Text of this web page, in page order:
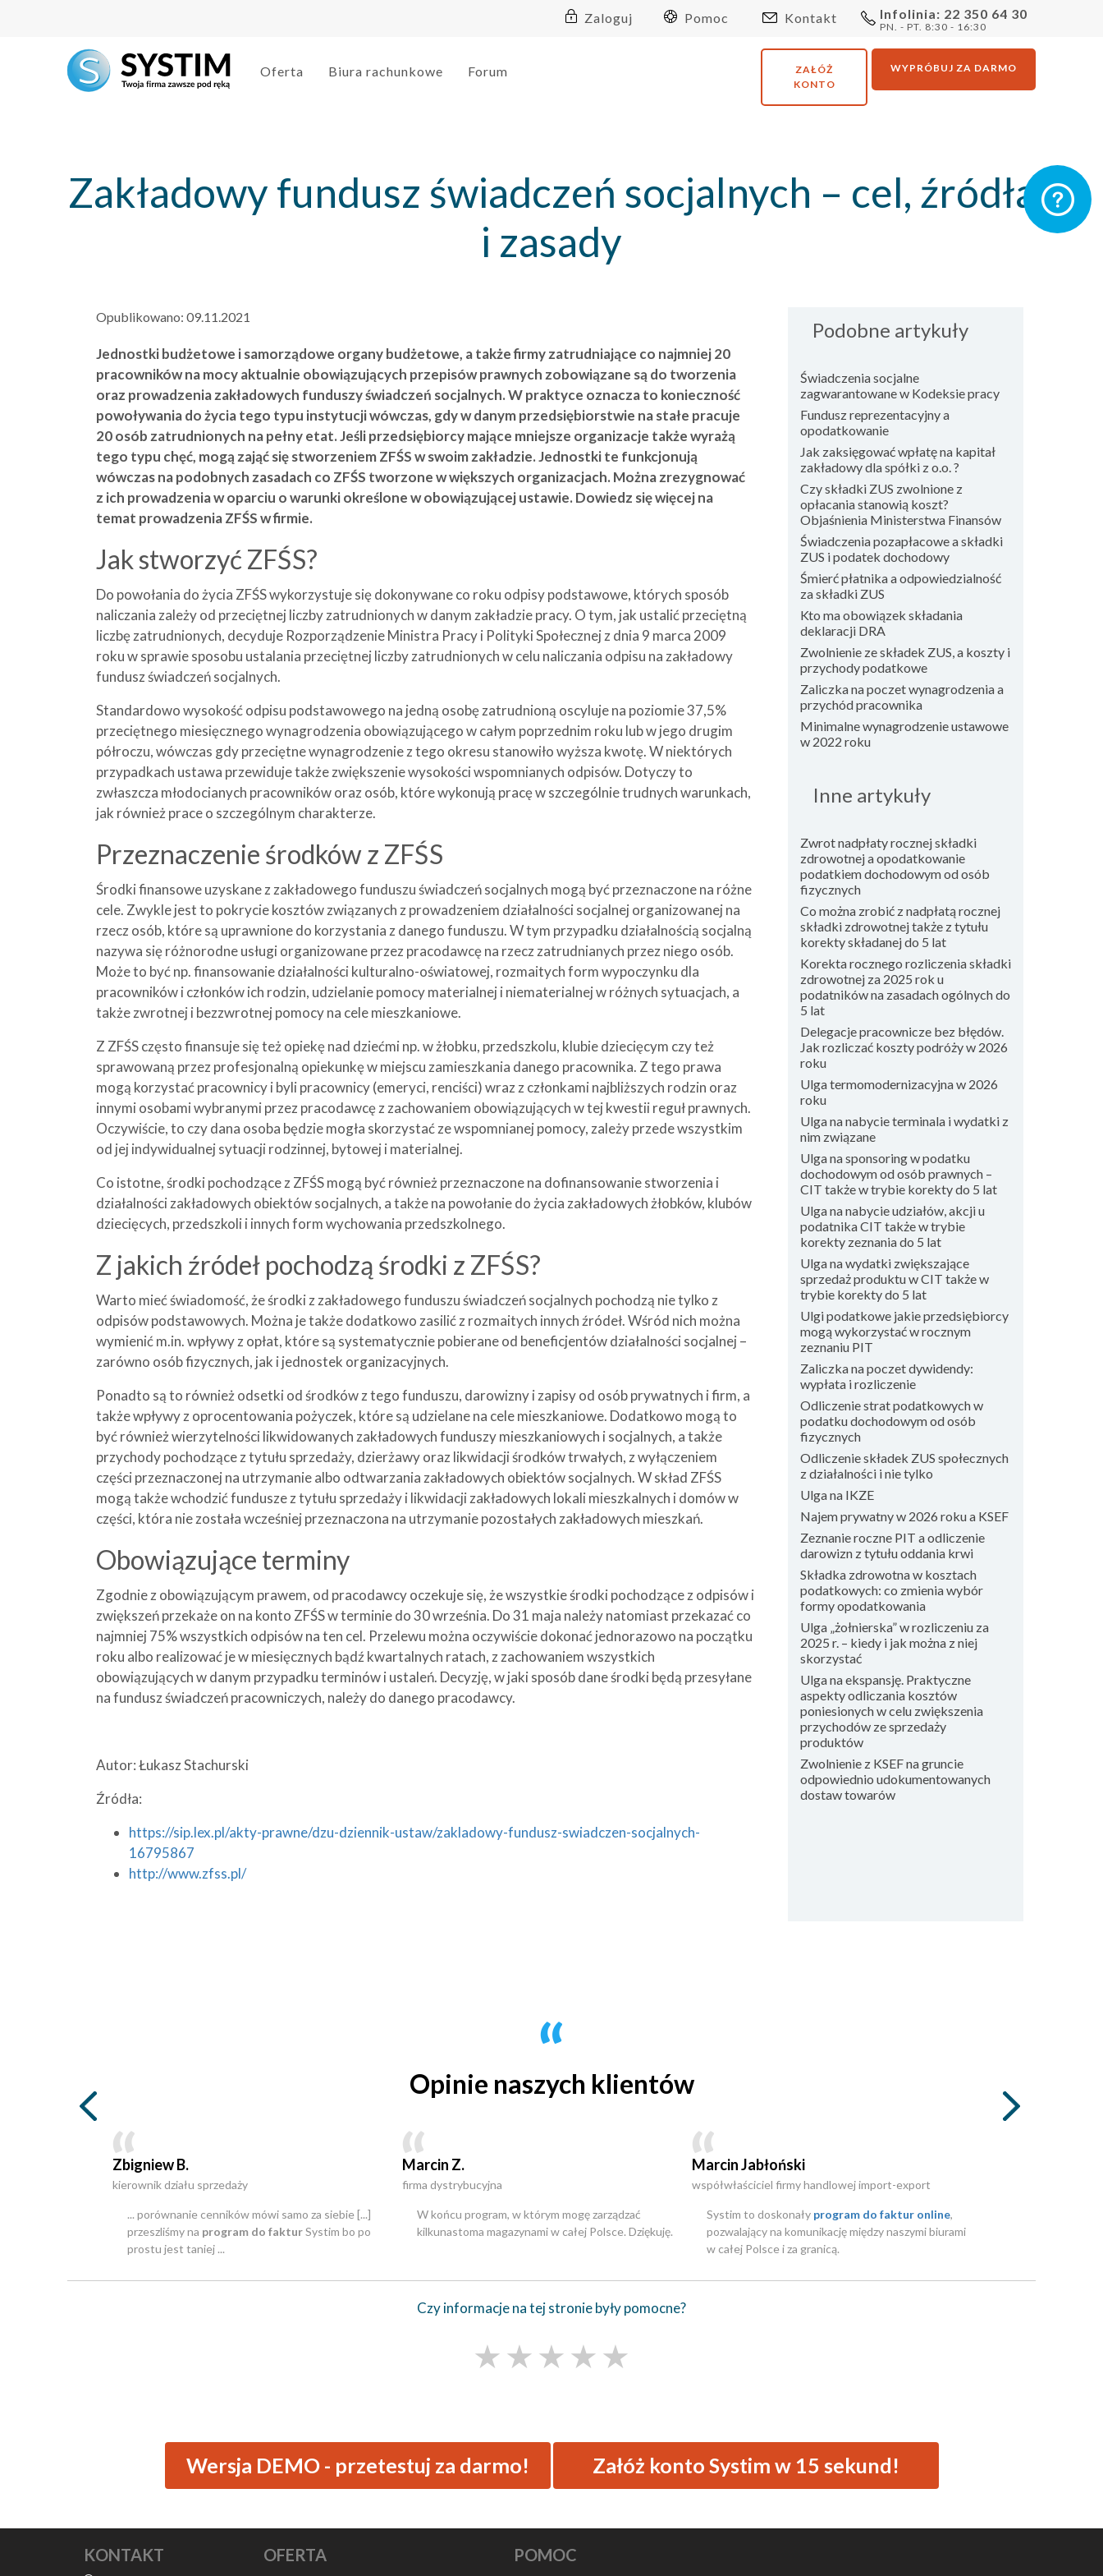
Infolinia: 22 350 64 30
PN. - PT. 8:30 - 16:30
Kontakt
Pomoc
Zaloguj
WYPRÓBUJ ZA DARMO
ZAŁÓŻ
KONTO
Oferta Biura rachunkowe Forum
Zakładowy fundusz świadczeń socjalnych – cel, źródła
i zasady
Opublikowano: 09.11.2021
Jednostki budżetowe i samorządowe organy budżetowe, a także firmy zatrudniające co najmniej 20
pracowników na mocy aktualnie obowiązujących przepisów prawnych zobowiązane są do tworzenia
oraz prowadzenia zakładowych funduszy świadczeń socjalnych. W praktyce oznacza to konieczność
powoływania do życia tego typu instytucji wówczas, gdy w danym przedsiębiorstwie na stałe pracuje
20 osób zatrudnionych na pełny etat. Jeśli przedsiębiorcy mające mniejsze organizacje także wyrażą
tego typu chęć, mogą zająć się stworzeniem ZFŚS w swoim zakładzie. Jednostki te funkcjonują
wówczas na podobnych zasadach co ZFŚS tworzone w większych organizacjach. Można zrezygnować
z ich prowadzenia w oparciu o warunki określone w obowiązującej ustawie. Dowiedz się więcej na
temat prowadzenia ZFŚS w firmie.
Jak stworzyć ZFŚS?
Do powołania do życia ZFŚS wykorzystuje się dokonywane co roku odpisy podstawowe, których sposób
naliczania zależy od przeciętnej liczby zatrudnionych w danym zakładzie pracy. O tym, jak ustalić przeciętną
liczbę zatrudnionych, decyduje Rozporządzenie Ministra Pracy i Polityki Społecznej z dnia 9 marca 2009
roku w sprawie sposobu ustalania przeciętnej liczby zatrudnionych w celu naliczania odpisu na zakładowy
fundusz świadczeń socjalnych.
Standardowo wysokość odpisu podstawowego na jedną osobę zatrudnioną oscyluje na poziomie 37,5%
przeciętnego miesięcznego wynagrodzenia obowiązującego w całym poprzednim roku lub w jego drugim
półroczu, wówczas gdy przeciętne wynagrodzenie z tego okresu stanowiło wyższa kwotę. W niektórych
przypadkach ustawa przewiduje także zwiększenie wysokości wspomnianych odpisów. Dotyczy to
zwłaszcza młodocianych pracowników oraz osób, które wykonują pracę w szczególnie trudnych warunkach,
jak również prace o szczególnym charakterze.
Przeznaczenie środków z ZFŚS
Środki finansowe uzyskane z zakładowego funduszu świadczeń socjalnych mogą być przeznaczone na różne
cele. Zwykle jest to pokrycie kosztów związanych z prowadzeniem działalności socjalnej organizowanej na
rzecz osób, które są uprawnione do korzystania z danego funduszu. W tym przypadku działalnością socjalną
nazywa się różnorodne usługi organizowane przez pracodawcę na rzecz zatrudnianych przez niego osób.
Może to być np. finansowanie działalności kulturalno-oświatowej, rozmaitych form wypoczynku dla
pracowników i członków ich rodzin, udzielanie pomocy materialnej i niematerialnej w różnych sytuacjach, a
także zwrotnej i bezzwrotnej pomocy na cele mieszkaniowe.
Z ZFŚS często finansuje się też opiekę nad dziećmi np. w żłobku, przedszkolu, klubie dziecięcym czy też
sprawowaną przez profesjonalną opiekunkę w miejscu zamieszkania danego pracownika. Z tego prawa
mogą korzystać pracownicy i byli pracownicy (emeryci, renciści) wraz z członkami najbliższych rodzin oraz
innymi osobami wybranymi przez pracodawcę z zachowaniem obowiązujących w tej kwestii reguł prawnych.
Oczywiście, to czy dana osoba będzie mogła skorzystać ze wspomnianej pomocy, zależy przede wszystkim
od jej indywidualnej sytuacji rodzinnej, bytowej i materialnej.
Co istotne, środki pochodzące z ZFŚS mogą być również przeznaczone na dofinansowanie stworzenia i
działalności zakładowych obiektów socjalnych, a także na powołanie do życia zakładowych żłobków, klubów
dziecięcych, przedszkoli i innych form wychowania przedszkolnego.
Z jakich źródeł pochodzą środki z ZFŚS?
Warto mieć świadomość, że środki z zakładowego funduszu świadczeń socjalnych pochodzą nie tylko z
odpisów podstawowych. Można je także dodatkowo zasilić z rozmaitych innych źródeł. Wśród nich można
wymienić m.in. wpływy z opłat, które są systematycznie pobierane od beneficjentów działalności socjalnej –
zarówno osób fizycznych, jak i jednostek organizacyjnych.
Ponadto są to również odsetki od środków z tego funduszu, darowizny i zapisy od osób prywatnych i firm, a
także wpływy z oprocentowania pożyczek, które są udzielane na cele mieszkaniowe. Dodatkowo mogą to
być również wierzytelności likwidowanych zakładowych funduszy mieszkaniowych i socjalnych, a także
przychody pochodzące z tytułu sprzedaży, dzierżawy oraz likwidacji środków trwałych, z wyłączeniem
części przeznaczonej na utrzymanie albo odtwarzania zakładowych obiektów socjalnych. W skład ZFŚS
mogą także wchodzić fundusze z tytułu sprzedaży i likwidacji zakładowych lokali mieszkalnych i domów w
części, która nie została wcześniej przeznaczona na utrzymanie pozostałych zakładowych mieszkań.
Obowiązujące terminy
Zgodnie z obowiązującym prawem, od pracodawcy oczekuje się, że wszystkie środki pochodzące z odpisów i
zwiększeń przekaże on na konto ZFŚS w terminie do 30 września. Do 31 maja należy natomiast przekazać co
najmniej 75% wszystkich odpisów na ten cel. Przelewu można oczywiście dokonać jednorazowo na początku
roku albo realizować je w miesięcznych bądź kwartalnych ratach, z zachowaniem wszystkich
obowiązujących w danym przypadku terminów i ustaleń. Decyzję, w jaki sposób dane środki będą przesyłane
na fundusz świadczeń pracowniczych, należy do danego pracodawcy.
Autor: Łukasz Stachurski
Źródła:
https://sip.lex.pl/akty-prawne/dzu-dziennik-ustaw/zakladowy-fundusz-swiadczen-socjalnych-
16795867
http://www.zfss.pl/
Podobne artykuły
Świadczenia socjalne
zagwarantowane w Kodeksie pracy
Fundusz reprezentacyjny a
opodatkowanie
Jak zaksięgować wpłatę na kapitał
zakładowy dla spółki z o.o. ?
Czy składki ZUS zwolnione z
opłacania stanowią koszt?
Objaśnienia Ministerstwa Finansów
Świadczenia pozapłacowe a składki
ZUS i podatek dochodowy
Śmierć płatnika a odpowiedzialność
za składki ZUS
Kto ma obowiązek składania
deklaracji DRA
Zwolnienie ze składek ZUS, a koszty i
przychody podatkowe
Zaliczka na poczet wynagrodzenia a
przychód pracownika
Minimalne wynagrodzenie ustawowe
w 2022 roku
Inne artykuły
Zwrot nadpłaty rocznej składki
zdrowotnej a opodatkowanie
podatkiem dochodowym od osób
fizycznych
Co można zrobić z nadpłatą rocznej
składki zdrowotnej także z tytułu
korekty składanej do 5 lat
Korekta rocznego rozliczenia składki
zdrowotnej za 2025 rok u
podatników na zasadach ogólnych do
5 lat
Delegacje pracownicze bez błędów.
Jak rozliczać koszty podróży w 2026
roku
Ulga termomodernizacyjna w 2026
roku
Ulga na nabycie terminala i wydatki z
nim związane
Ulga na sponsoring w podatku
dochodowym od osób prawnych –
CIT także w trybie korekty do 5 lat
Ulga na nabycie udziałów, akcji u
podatnika CIT także w trybie
korekty zeznania do 5 lat
Ulga na wydatki zwiększające
sprzedaż produktu w CIT także w
trybie korekty do 5 lat
Ulgi podatkowe jakie przedsiębiorcy
mogą wykorzystać w rocznym
zeznaniu PIT
Zaliczka na poczet dywidendy:
wypłata i rozliczenie
Odliczenie strat podatkowych w
podatku dochodowym od osób
fizycznych
Odliczenie składek ZUS społecznych
z działalności i nie tylko
Ulga na IKZE
Najem prywatny w 2026 roku a KSEF
Zeznanie roczne PIT a odliczenie
darowizn z tytułu oddania krwi
Składka zdrowotna w kosztach
podatkowych: co zmienia wybór
formy opodatkowania
Ulga „żołnierska” w rozliczeniu za
2025 r. – kiedy i jak można z niej
skorzystać
Ulga na ekspansję. Praktyczne
aspekty odliczania kosztów
poniesionych w celu zwiększenia
przychodów ze sprzedaży
produktów
Zwolnienie z KSEF na gruncie
odpowiednio udokumentowanych
dostaw towarów
Opinie naszych klientów
Zbigniew B.
kierownik działu sprzedaży
... porównanie cenników mówi samo za siebie [...]
przeszliśmy na program do fakturSystim bo po
prostu jest taniej ...
Marcin Z.
firma dystrybucyjna
W końcu program, w którym mogę zarządzać
kilkunastoma magazynami w całej Polsce. Dziękuję.
Marcin Jabłoński
współwłaściciel firmy handlowej import-export
Systim to doskonały program do faktur online,
pozwalający na komunikację między naszymi biurami
w całej Polsce i za granicą.
Czy informacje na tej stronie były pomocne?
★★★★★
Wersja DEMO - przetestuj za darmo! Załóż konto Systim w 15 sekund!
KONTAKT OFERTA POMOC